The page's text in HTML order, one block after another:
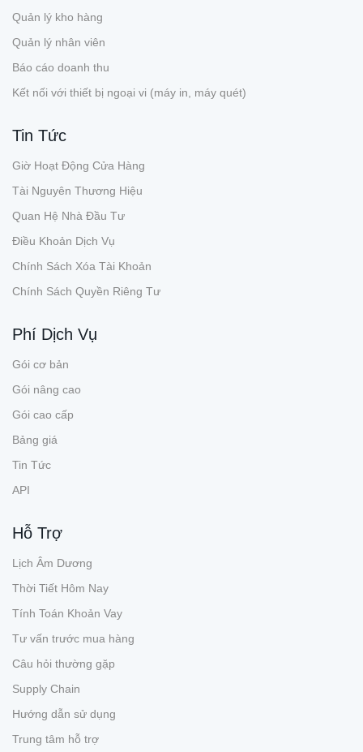
Quản lý kho hàng
Quản lý nhân viên
Báo cáo doanh thu
Kết nối với thiết bị ngoại vi (máy in, máy quét)
Tin Tức
Giờ Hoạt Động Cửa Hàng
Tài Nguyên Thương Hiệu
Quan Hệ Nhà Đầu Tư
Điều Khoản Dịch Vụ
Chính Sách Xóa Tài Khoản
Chính Sách Quyền Riêng Tư
Phí Dịch Vụ
Gói cơ bản
Gói nâng cao
Gói cao cấp
Bảng giá
Tin Tức
API
Hỗ Trợ
Lịch Âm Dương
Thời Tiết Hôm Nay
Tính Toán Khoản Vay
Tư vấn trước mua hàng
Câu hỏi thường gặp
Supply Chain
Hướng dẫn sử dụng
Trung tâm hỗ trợ